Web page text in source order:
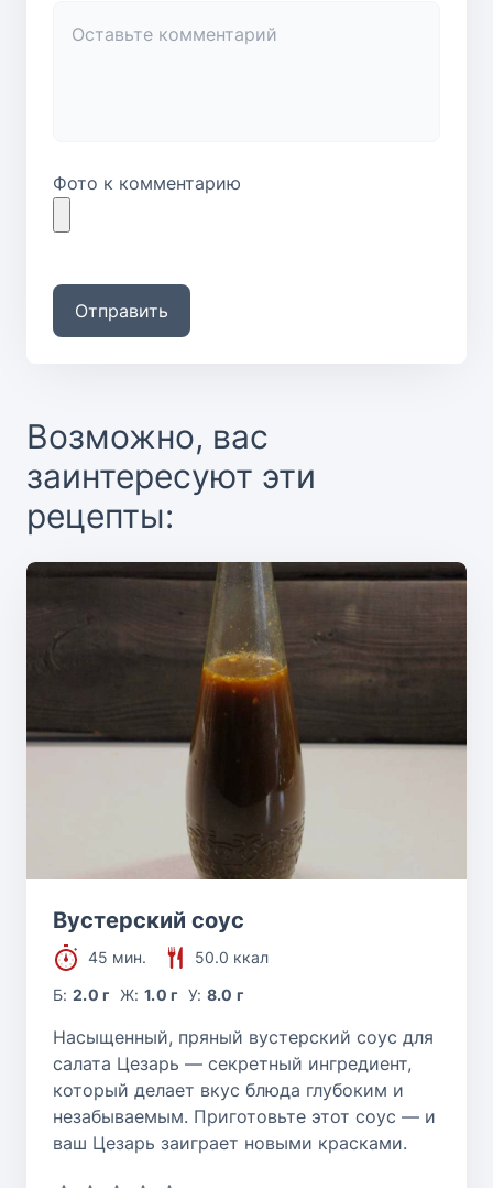
Фото к комментарию
Отправить
Возможно, вас
заинтересуют эти
рецепты:
Вустерский соус
45 мин.
50.0 ккал
Б:2.0 г Ж: 1.0 г У: 8.0 г
Насыщенный, пряный вустерский соус для
салата Цезарь — секретный ингредиент,
который делает вкус блюда глубоким и
незабываемым. Приготовьте этот соус — и
ваш Цезарь заиграет новыми красками.